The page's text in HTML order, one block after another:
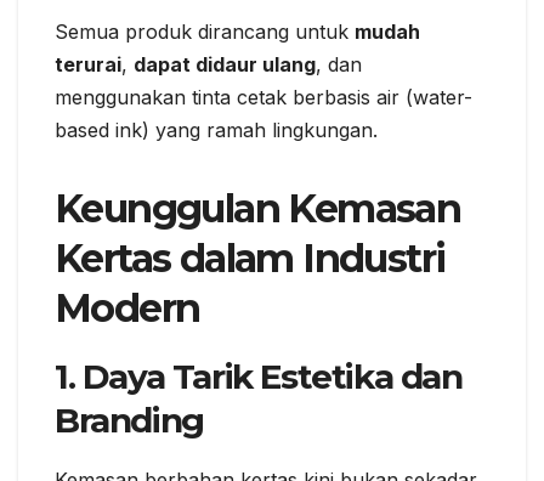
Semua produk dirancang untuk mudah
terurai, dapat didaur ulang, dan
menggunakan tinta cetak berbasis air (water-
based ink) yang ramah lingkungan.
Keunggulan Kemasan
Kertas dalam Industri
Modern
1. Daya Tarik Estetika dan
Branding